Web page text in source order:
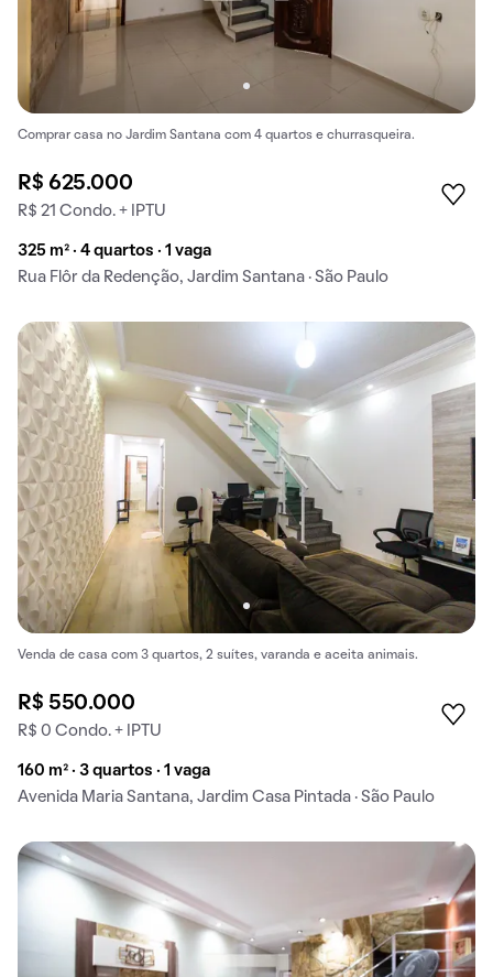
Comprar casa no Jardim Santana com 4 quartos e churrasqueira.
R$ 625.000
R$ 21 Condo. + IPTU
325 m² · 4 quartos · 1 vaga
Rua Flôr da Redenção, Jardim Santana · São Paulo
Venda de casa com 3 quartos, 2 suítes, varanda e aceita animais.
R$ 550.000
R$ 0 Condo. + IPTU
160 m² · 3 quartos · 1 vaga
Avenida Maria Santana, Jardim Casa Pintada · São Paulo